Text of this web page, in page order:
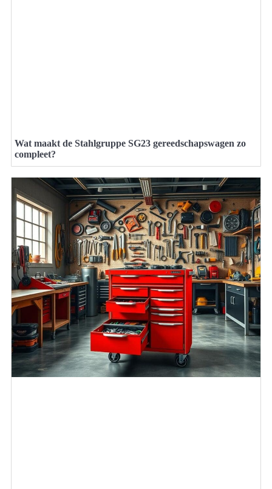
Wat maakt de Stahlgruppe SG23 gereedschapswagen zo
compleet?